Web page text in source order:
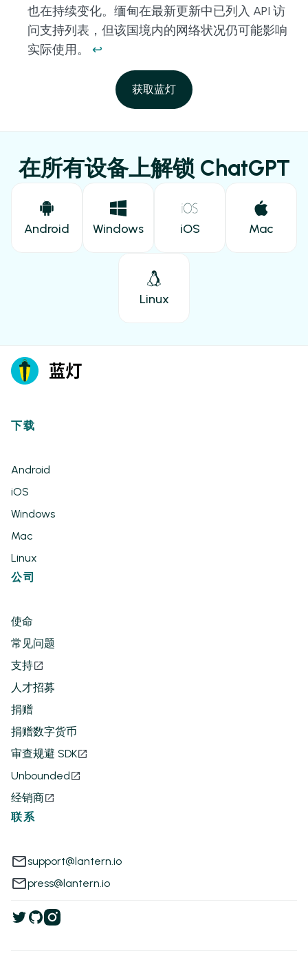
也在持续变化。缅甸在最新更新中已列入 API 访
问支持列表，但该国境内的网络状况仍可能影响
实际使用。 ↩
获取蓝灯
在所有设备上解锁 ChatGPT
Android Windows iOS Mac
Linux
下载
Android
iOS
Windows
Mac
Linux
公司
使命
常见问题
支持
人才招募
捐赠
捐赠数字货币
审查规避 SDK
Unbounded
经销商
联系
support@lantern.io
press@lantern.io